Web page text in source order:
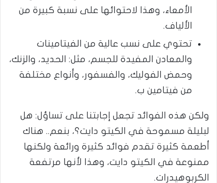
الأمعاء، وهذا لاحتوائها على نسبة كبيرة من
الألياف.
تحتوي على نسب عالية من الفيتامينات
والمعادن المفيدة للجسم، مثل: الحديد، والزنك،
وحمض الفوليك، والفسفور، وأنواع مختلفة
من فيتامين ب.
ولكن هذه الفوائد تجعل إجابتنا على تساؤل: هل
لبليلة مسموحة في الكيتو دايت؟، بنعم.. هناك
أطعمة كثيرة تقدم فوائد كثيرة ورائعة ولكنها
ممنوعة في الكيتو دايت، وهذا لأنها مرتفعة
الكربوهيدرات.